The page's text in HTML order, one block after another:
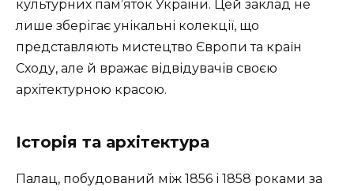
культурних пам’яток України. Цей заклад не
лише зберігає унікальні колекції, що
представляють мистецтво Європи та країн
Сходу, але й вражає відвідувачів своєю
архітектурною красою.
Історія та архітектура
Палац, побудований між 1856 і 1858 роками за